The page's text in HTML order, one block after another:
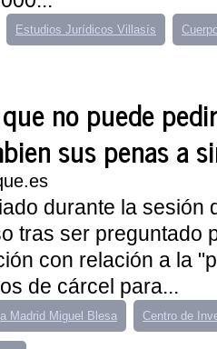
Estudios Jurídicos Villasís
no puede
sus penas a
durante la sesión
tras ser preguntado
con relación a la
de cárcel para...
Madrid Miguel Blesa Centro de